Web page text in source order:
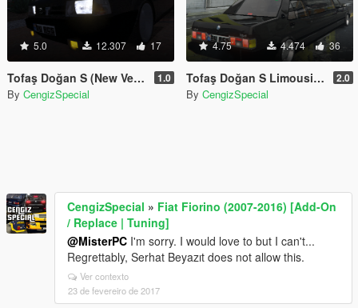
5.0 12.307 17
Tofaş Doğan S (New Version) [Add-On / Replace] 1.0
By CengizSpecial
4.75 4.474 36
Tofaş Doğan S Limousine (New Version) [Add-On / Replace] 2.0
By CengizSpecial
CengizSpecial » Fiat Fiorino (2007-2016) [Add-On
/ Replace | Tuning]
@MisterPC I'm sorry. I would love to but I can't...
Regrettably, Serhat Beyazıt does not allow this.
Ver contexto
23 de fevereiro de 2017